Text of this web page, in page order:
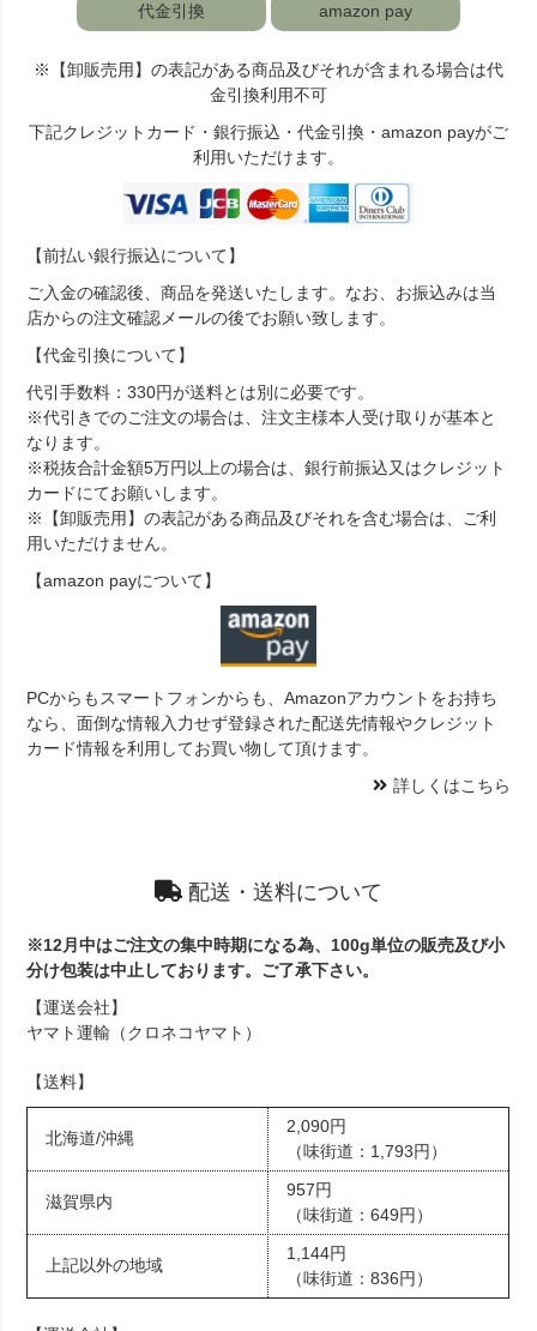
代金引換 amazon pay
※【卸販売用】の表記がある商品及びそれが含まれる場合は代
金引換利用不可
下記クレジットカード・銀行振込・代金引換・amazon payがご
利用いただけます。
【前払い銀行振込について】
ご入金の確認後、商品を発送いたします。なお、お振込みは当
店からの注文確認メールの後でお願い致します。
【代金引換について】
代引手数料：330円が送料とは別に必要です。
※代引きでのご注文の場合は、注文主様本人受け取りが基本と
なります。
※税抜合計金額5万円以上の場合は、銀行前振込又はクレジット
カードにてお願いします。
※【卸販売用】の表記がある商品及びそれを含む場合は、ご利
用いただけません。
【amazon payについて】
PCからもスマートフォンからも、Amazonアカウントをお持ち
なら、面倒な情報入力せず登録された配送先情報やクレジット
カード情報を利用してお買い物して頂けます。
詳しくはこちら
配送・送料について
※12月中はご注文の集中時期になる為、100g単位の販売及び小
分け包装は中止しております。ご了承下さい。
【運送会社】
ヤマト運輸（クロネコヤマト）
【送料】
北海道/沖縄
2,090円
（味街道：1,793円）
滋賀県内
957円
（味街道：649円）
上記以外の地域
1,144円
（味街道：836円）